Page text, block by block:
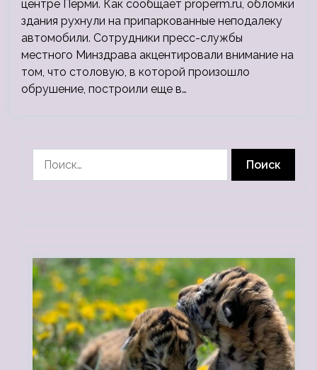
центре Перми. Как сообщает properm.ru, обломки
здания рухнули на припаркованные неподалеку
автомобили. Сотрудники пресс-службы
местного Минздрава акцентировали внимание на
том, что столовую, в которой произошло
обрушение, построили еще в…